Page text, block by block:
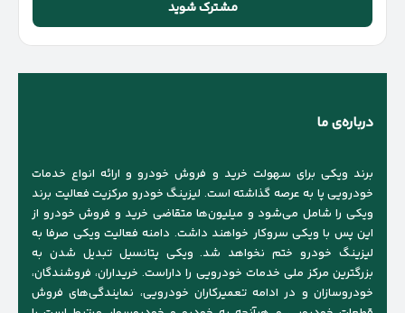
وارد
کنید
درباره‌ی ما
برند ویکی برای سهولت خرید و فروش خودرو و ارائه انواع خدمات
خودرویی پا به عرصه گذاشته است. لیزینگ خودرو مرکزیت فعالیت برند
ویکی را شامل می‌شود و میلیون‌ها متقاضی خرید و فروش خودرو از
این پس با ویکی سروکار خواهند داشت. دامنه فعالیت ویکی صرفا به
لیزینگ خودرو ختم نخواهد شد. ویکی پتانسیل تبدیل شدن به
بزرگترین مرکز ملی خدمات خودرویی را داراست. خریداران، فروشندگان،
خودروسازان و در ادامه تعمیرکاران خودرویی، نمایندگی‌های فروش